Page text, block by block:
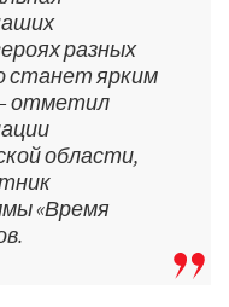
разных
станет ярким
отметил
области,
«Время